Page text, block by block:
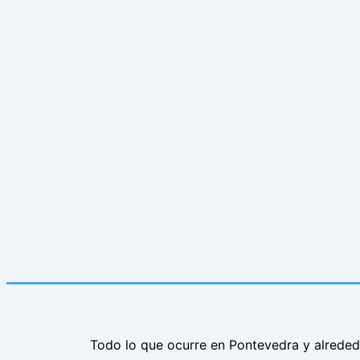
Todo lo que ocurre en Pontevedra y